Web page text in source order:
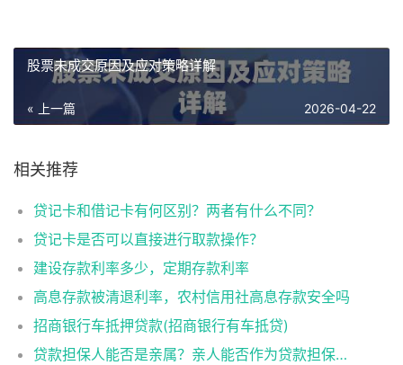
股票未成交原因及应对策略详解
« 上一篇 2026-04-22
相关推荐
贷记卡和借记卡有何区别？两者有什么不同？
贷记卡是否可以直接进行取款操作？
建设存款利率多少，定期存款利率
高息存款被清退利率，农村信用社高息存款安全吗
招商银行车抵押贷款(招商银行有车抵贷)
贷款担保人能否是亲属？亲人能否作为贷款担保人？